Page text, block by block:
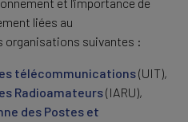
liées au
organisations suivantes :
télécommunications(UIT),
Radioamateurs(IARU),
des Postes et